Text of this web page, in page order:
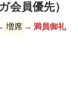
会員優先）
増席 → 満員御礼